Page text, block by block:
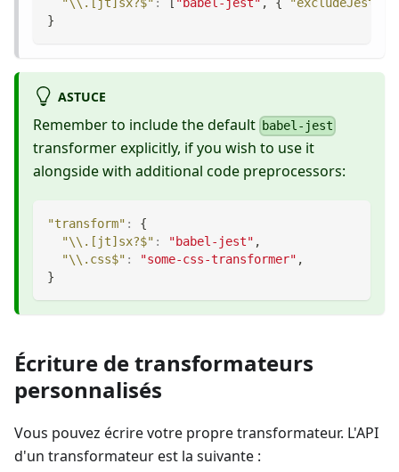
}
ASTUCE
Remember to include the default babel-jest
transformer explicitly, if you wish to use it
alongside with additional code preprocessors:
"transform" :
{
"\\.[jt]sx?$" : "babel-jest" ,
"\\.css$" : "some-css-transformer" ,
}
Écriture de transformateurs
personnalisés
Vous pouvez écrire votre propre transformateur. L'API
d'un transformateur est la suivante :